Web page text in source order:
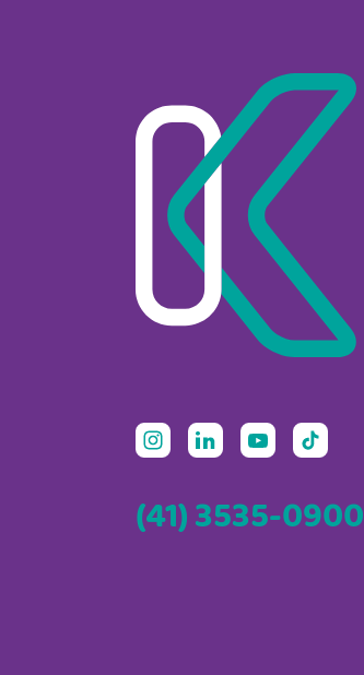
(41) 3535-0900